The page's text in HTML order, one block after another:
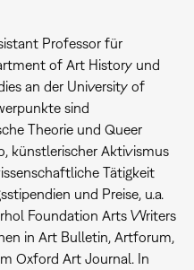
Professor für
of Art History und
an der University of
sind
Theorie und Queer
künstlerischer Aktivismus
Tätigkeit
und Preise, u.a.
Foundation Arts Writers
in Art Bulletin, Artforum,
Oxford Art Journal. In